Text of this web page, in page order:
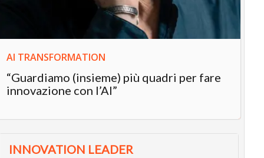
AI TRANSFORMATION
“Guardiamo (insieme) più quadri per fare
innovazione con l’AI”
INNOVATION LEADER